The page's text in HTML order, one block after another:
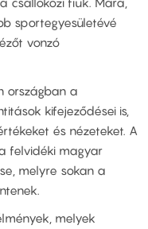
sportegyesületévé
vonzó
országban a
kifejeződései is,
és nézeteket. A
felvidéki magyar
melyre sokan a
melyek